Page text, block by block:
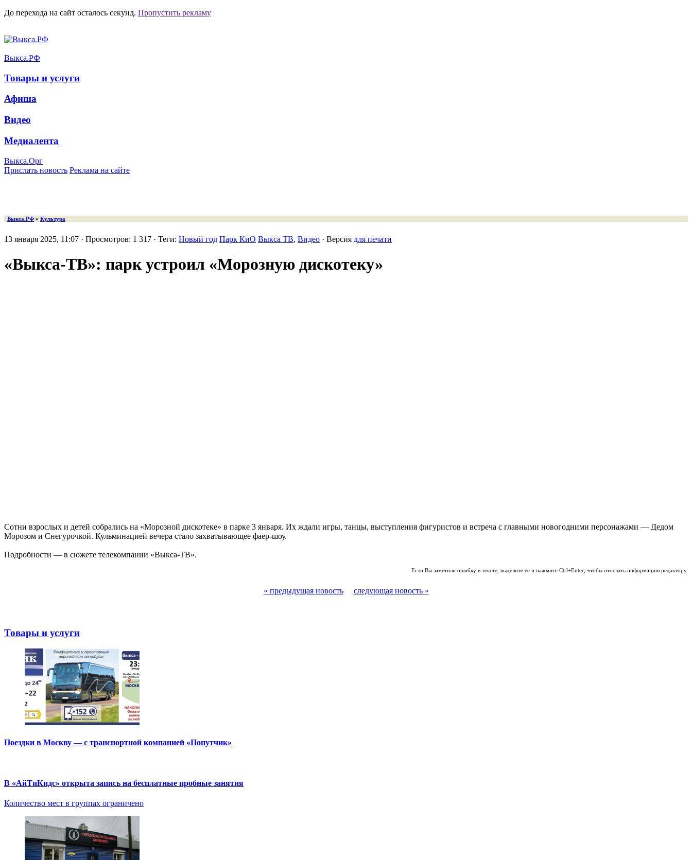
До перехода на сайт осталось секунд. Пропустить рекламу
Выкса.РФ
Товары и услуги
Афиша
Видео
Медиалента
Выкса.Орг
Прислать новость Реклама на сайте
Выкса.РФ » Культура
13 января 2025, 11:07 · Просмотров: 1 317 · Теги: Новый год Парк КиО Выкса ТВ, Видео · Версия для печати
«Выкса-ТВ»: парк устроил «Морозную дискотеку»
Сотни взрослых и детей собрались на «Морозной дискотеке» в парке 3 января. Их ждали игры, танцы, выступления фигуристов и встреча с главными новогодними персонажами — Дедом
Морозом и Снегурочкой. Кульминацией вечера стало захватывающее фаер-шоу.
Подробности — в сюжете телекомпании «Выкса-ТВ».
Если Вы заметили ошибку в тексте, выделите её и нажмите Ctrl+Enter, чтобы отослать информацию редактору.
« предыдущая новость следующая новость »
Товары и услуги
Поездки в Москву — с транспортной компанией «Попутчик»
В «АйТиКидс» открыта запись на бесплатные пробные занятия
Количество мест в группах ограничено